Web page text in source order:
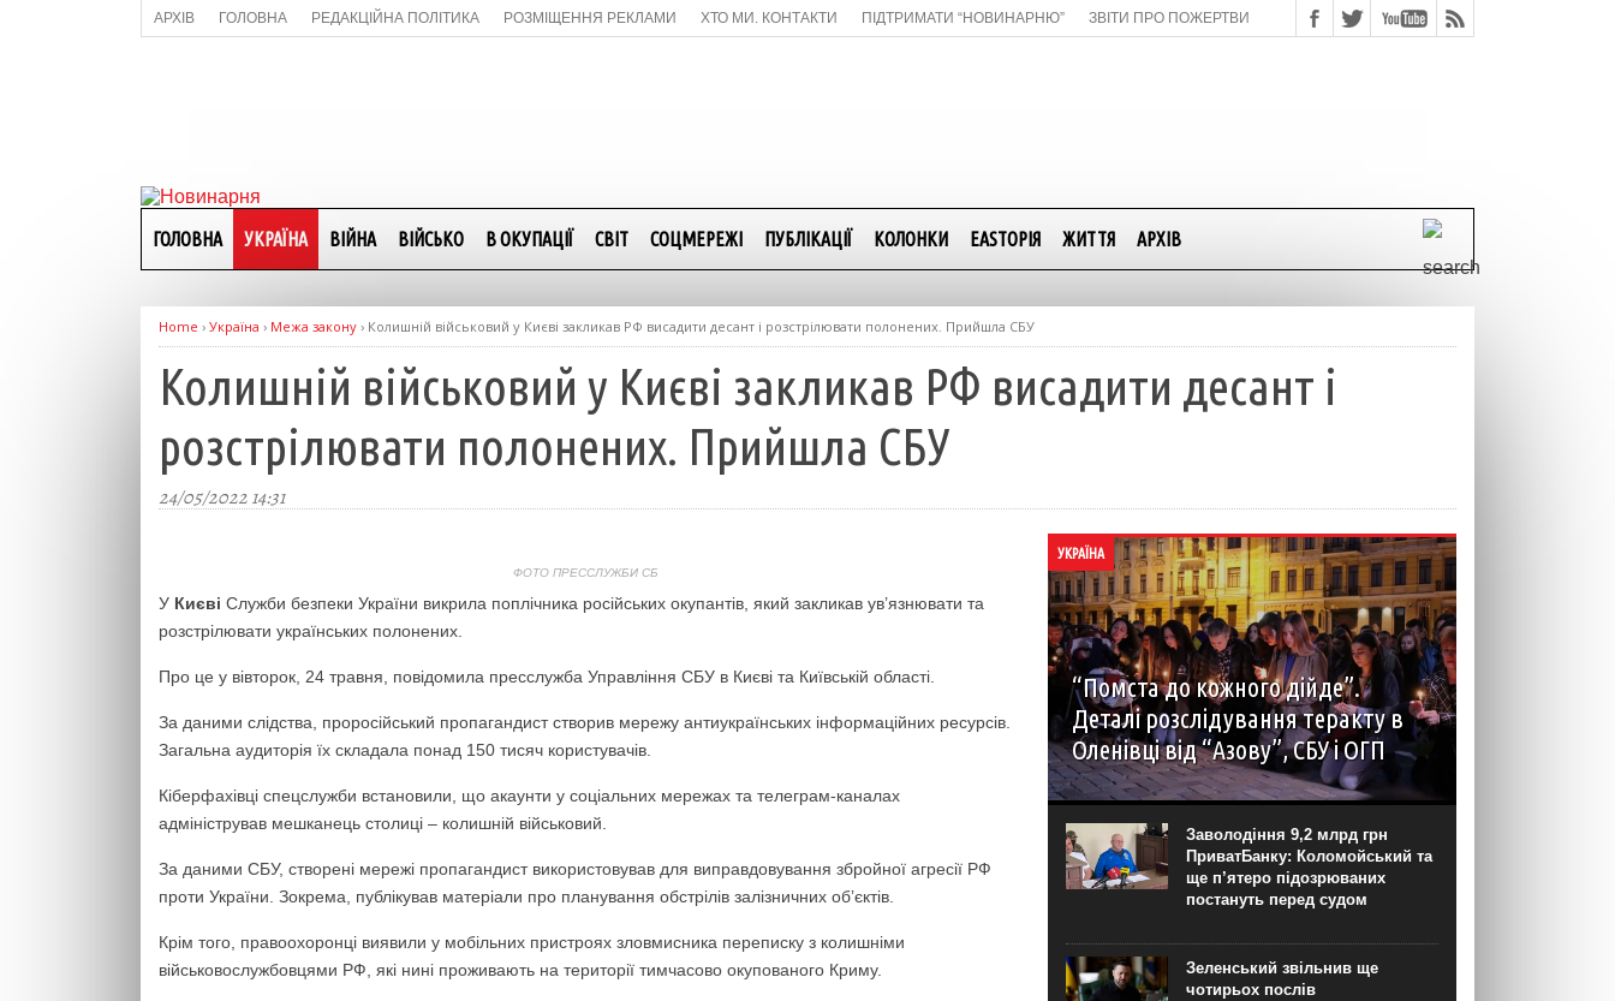
АРХІВ ГОЛОВНА РЕДАКЦІЙНА ПОЛІТИКА РОЗМІЩЕННЯ РЕКЛАМИ ХТО МИ. КОНТАКТИ ПІДТРИМАТИ “НОВИНАРНЮ” ЗВІТИ ПРО ПОЖЕРТВИ
ГОЛОВНА УКРАЇНА ВІЙНА ВІЙСЬКО В ОКУПАЦІЇ СВІТ СОЦМЕРЕЖІ ПУБЛІКАЦІЇ КОЛОНКИ EASTОРІЯ ЖИТТЯ АРХІВ
Home › Україна › Межа закону › Колишній військовий у Києві закликав РФ висадити десант і розстрілювати полонених. Прийшла СБУ
Колишній військовий у Києві закликав РФ висадити десант і
розстрілювати полонених. Прийшла СБУ
24/05/2022 14:31
ФОТО ПРЕССЛУЖБИ СБ
У Києві Служби безпеки України викрила поплічника російських окупантів, який закликав ув’язнювати та
розстрілювати українських полонених.
Про це у вівторок, 24 травня, повідомила пресслужба Управління СБУ в Києві та Київській області.
За даними слідства, проросійський пропагандист створив мережу антиукраїнських інформаційних ресурсів.
Загальна аудиторія їх складала понад 150 тисяч користувачів.
Кіберфахівці спецслужби встановили, що акаунти у соціальних мережах та телеграм-каналах
адміністрував мешканець столиці – колишній військовий.
За даними СБУ, створені мережі пропагандист використовував для виправдовування збройної агресії РФ
проти України. Зокрема, публікував матеріали про планування обстрілів залізничних об’єктів.
Крім того, правоохоронці виявили у мобільних пристроях зловмисника переписку з колишніми
військовослужбовцями РФ, які нині проживають на території тимчасово окупованого Криму.
УКРАЇНА
“Помста до кожного дійде”.
Деталі розслідування теракту в
Оленівці від “Азову”, СБУ і ОГП
автор: Наталія Терамае 28 липня рідні вцілілих
“азовців” в Оленівці виступили із шокуючою
заявою. Мовляв, списки полонених у “бараці
200”, де стався вибух, укладав полонений
представник корпусу. Заява...
Заволодіння 9,2 млрд грн
ПриватБанку: Коломойський та
ще п’ятеро підозрюваних
постануть перед судом
Зеленський звільнив ще
чотирьох послів